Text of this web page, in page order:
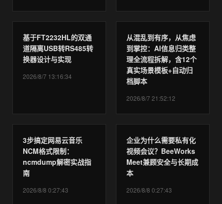
基于FT2232HL的双通
道隔离USB转RS485转
换器设计与实现
2026/8/7 13:16:34
从混乱到有序，从焦虑
到掌控：AI信息归类整
理全流程拆解，含12个
真实场景模板+自动归
档脚本
2026/8/7 21:52:12
3步搞定网易云音乐
NCM格式限制：
ncmdump解密实战指
南
2026/8/8 0:27:43
企业为什么需要私有化
视频会议？BeeWorks
Meet兼顾安全与长期成
本
2026/8/8 0:27:43